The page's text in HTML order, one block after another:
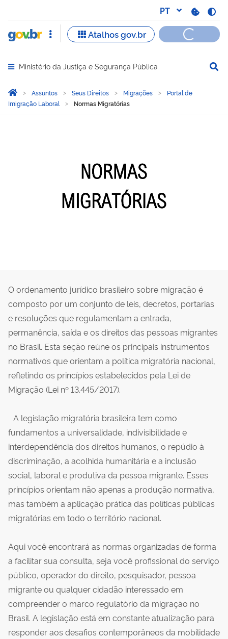
Abrir menu principal de navegação
Ministério da Justiça e Segurança Pública
Você está aqui:
Página Inicial
Assuntos Seus Direitos Migrações
Portal de
Imigração Laboral
Normas Migratórias
O ordenamento jurídico brasileiro sobre migração é
composto por um conjunto de leis, decretos, portarias
e resoluções que regulamentam a entrada,
permanência, saída e os direitos das pessoas migrantes
no Brasil. Esta seção reúne os principais instrumentos
normativos que orientam a política migratória nacional,
refletindo os princípios estabelecidos pela Lei de
Migração (Lei nº 13.445/2017).
A legislação migratória brasileira tem como
fundamentos a universalidade, indivisibilidade e
interdependência dos direitos humanos, o repúdio à
discriminação, a acolhida humanitária e a inclusão
social, laboral e produtiva da pessoa migrante. Esses
princípios orientam não apenas a produção normativa,
mas também a aplicação prática das políticas públicas
migratórias em todo o território nacional.
Aqui você encontrará as normas organizadas de forma
a facilitar sua consulta, seja você profissional do serviço
público, operador do direito, pesquisador, pessoa
migrante ou qualquer cidadão interessado em
compreender o marco regulatório da migração no
Brasil. A legislação está em constante atualização para
responder aos desafios contemporâneos da mobilidade